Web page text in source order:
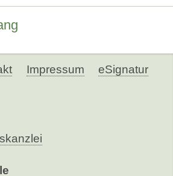
Impressum eSignatur